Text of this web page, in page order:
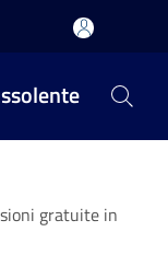
gratuite in